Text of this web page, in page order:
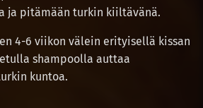
ja pitämään turkin kiiltävänä.
4-6 viikon välein erityisellä kissan
shampoolla auttaa
kuntoa.